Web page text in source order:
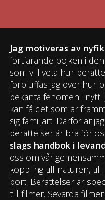
Jag motiveras av
fortfarande pojken i
som vill veta hur
förbluffas jag över hur
bekanta fenomen i
kan få det som är
sig familjärt. Därför är
berättelser är bra för
slags handbok i
oss om vår
koppling till naturen,
bort. Berättelser är
till filmer. Sevärda